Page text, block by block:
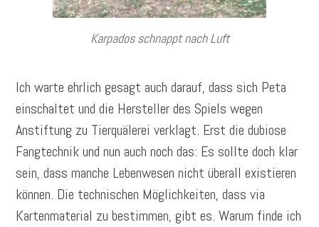
Karpados schnappt nach Luft
Ich warte ehrlich gesagt auch darauf, dass sich Peta
einschaltet und die Hersteller des Spiels wegen
Anstiftung zu Tierquälerei verklagt. Erst die dubiose
Fangtechnik und nun auch noch das: Es sollte doch klar
sein, dass manche Lebenwesen nicht überall existieren
können. Die technischen Möglichkeiten, dass via
Kartenmaterial zu bestimmen, gibt es. Warum finde ich